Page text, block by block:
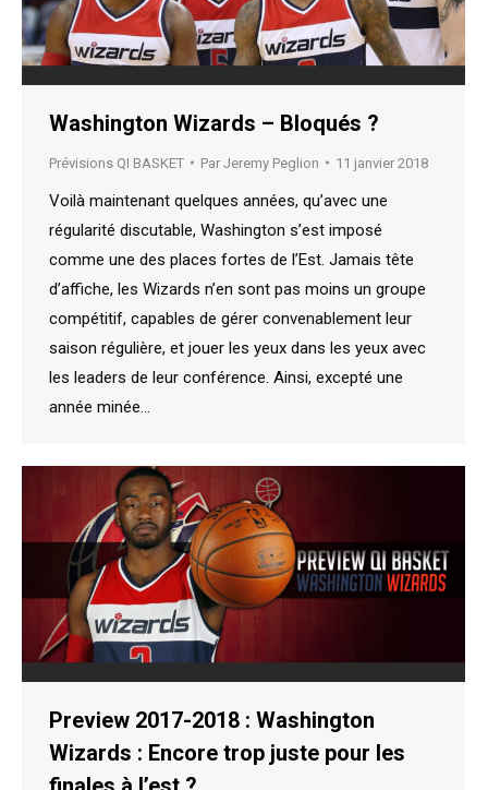
Washington Wizards – Bloqués ?
Prévisions QI BASKET Par Jeremy Peglion 11 janvier 2018
Voilà maintenant quelques années, qu’avec une
régularité discutable, Washington s’est imposé
comme une des places fortes de l’Est. Jamais tête
d’affiche, les Wizards n’en sont pas moins un groupe
compétitif, capables de gérer convenablement leur
saison régulière, et jouer les yeux dans les yeux avec
les leaders de leur conférence. Ainsi, excepté une
année minée…
Preview 2017-2018 : Washington
Wizards : Encore trop juste pour les